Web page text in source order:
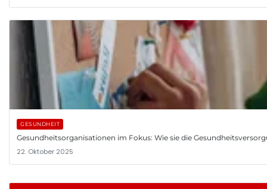
GESUNDHEIT
Gesundheitsorganisationen im Fokus: Wie sie die
22. Oktober 2025